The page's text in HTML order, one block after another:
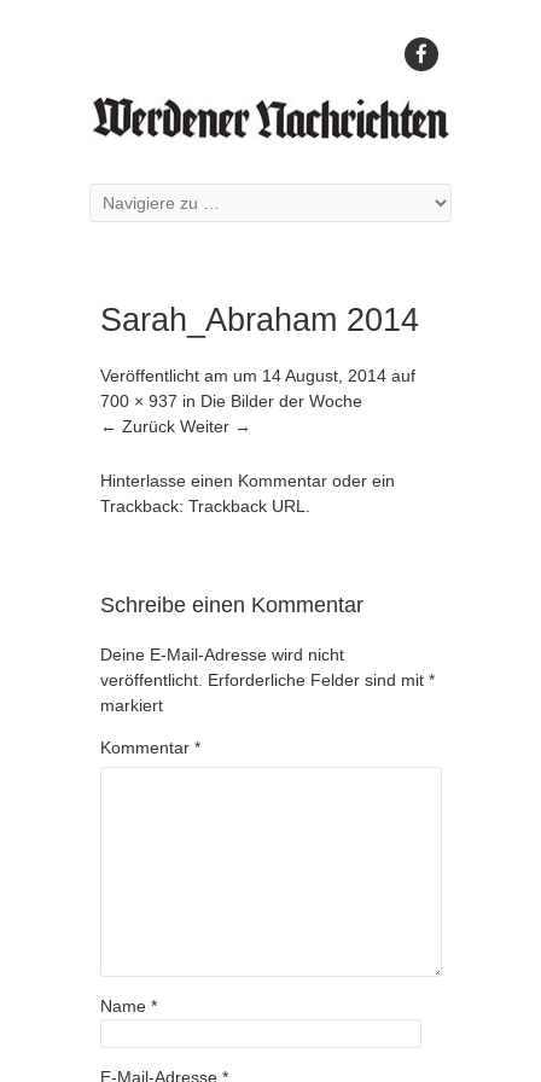
Sarah_Abraham 2014
Veröffentlicht am um 14 August, 2014 auf
700 × 937 in Die Bilder der Woche
← Zurück Weiter →
Hinterlasse einen Kommentar oder ein
Trackback: Trackback URL
Schreibe einen Kommentar
Deine E-Mail-Adresse wird nicht
veröffentlicht. Erforderliche Felder sind mit *
markiert
Kommentar *
Name *
E-Mail-Adresse *